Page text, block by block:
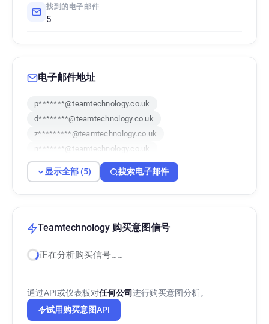
找到的电子邮件
5
电子邮件地址
p*******@teamtechnology.co.uk
d********@teamtechnology.co.uk
z*********@teamtechnology.co.uk
n*******@teamtechnology.co.uk
h*********@teamtechnology.co.uk
显示全部 (5) 搜索电子邮件
Teamtechnology 购买意图信号
正在分析购买信号……
通过API或仪表板对任何公司进行购买意图分析。
试用购买意图API